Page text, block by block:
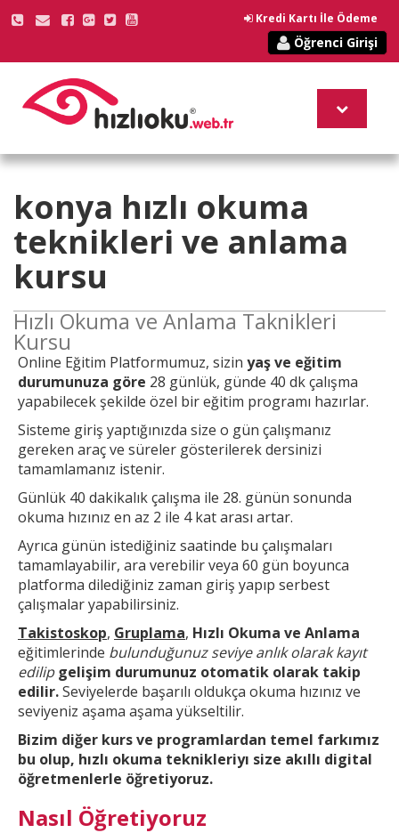
Kredi Kartı İle Ödeme
Öğrenci Girişi
konya hızlı okuma
teknikleri ve anlama
kursu
Hızlı Okuma ve Anlama Taknikleri
Kursu
Online Eğitim Platformumuz, sizin yaş ve eğitim
durumunuza göre 28 günlük, günde 40 dk çalışma
yapabilecek şekilde özel bir eğitim programı hazırlar.
Sisteme giriş yaptığınızda size o gün çalışmanız
gereken araç ve süreler gösterilerek dersinizi
tamamlamanız istenir.
Günlük 40 dakikalık çalışma ile 28. günün sonunda
okuma hızınız en az 2 ile 4 kat arası artar.
Ayrıca günün istediğiniz saatinde bu çalışmaları
tamamlayabilir, ara verebilir veya 60 gün boyunca
platforma dilediğiniz zaman giriş yapıp serbest
çalışmalar yapabilirsiniz.
Takistoskop, Gruplama, Hızlı Okuma ve Anlama
eğitimlerinde bulunduğunuz seviye anlık olarak kayıt
edilip gelişim durumunuz otomatik olarak takip
edilir.Seviyelerde başarılı oldukça okuma hızınız ve
seviyeniz aşama aşama yükseltilir.
Bizim diğer kurs ve programlardan temel farkımız
bu olup, hızlı okuma teknikleriyı size akıllı digital
öğretmenlerle öğretiyoruz.
Nasıl Öğretiyoruz